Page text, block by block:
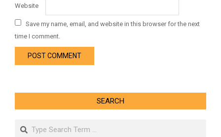
Website
Save my name, email, and website in this browser for the next
time I comment.
SEARCH
Search